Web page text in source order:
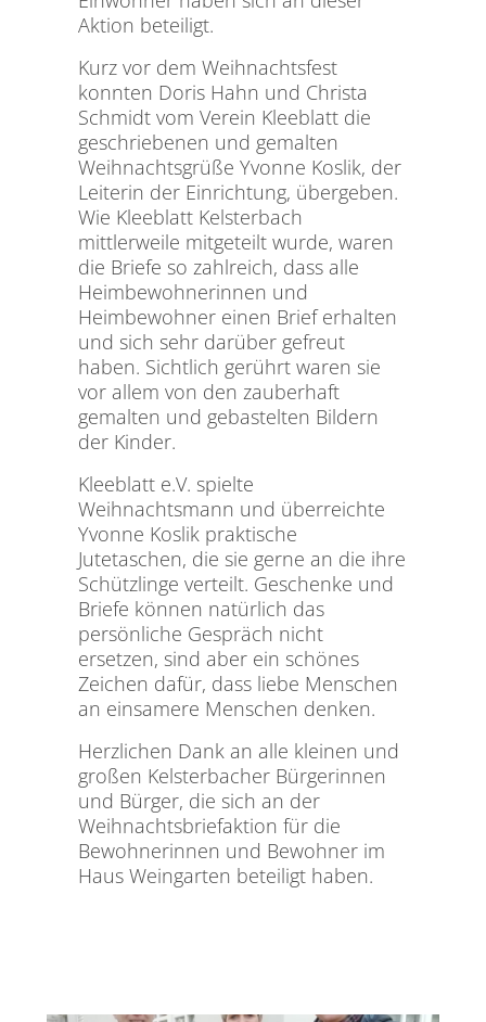
Aktion beteiligt.
Kurz vor dem Weihnachtsfest
konnten Doris Hahn und Christa
Schmidt vom Verein Kleeblatt die
geschriebenen und gemalten
Weihnachtsgrüße Yvonne Koslik, der
Leiterin der Einrichtung, übergeben.
Wie Kleeblatt Kelsterbach
mittlerweile mitgeteilt wurde, waren
die Briefe so zahlreich, dass alle
Heimbewohnerinnen und
Heimbewohner einen Brief erhalten
und sich sehr darüber gefreut
haben. Sichtlich gerührt waren sie
vor allem von den zauberhaft
gemalten und gebastelten Bildern
der Kinder.
Kleeblatt e.V. spielte
Weihnachtsmann und überreichte
Yvonne Koslik praktische
Jutetaschen, die sie gerne an die ihre
Schützlinge verteilt. Geschenke und
Briefe können natürlich das
persönliche Gespräch nicht
ersetzen, sind aber ein schönes
Zeichen dafür, dass liebe Menschen
an einsamere Menschen denken.
Herzlichen Dank an alle kleinen und
großen Kelsterbacher Bürgerinnen
und Bürger, die sich an der
Weihnachtsbriefaktion für die
Bewohnerinnen und Bewohner im
Haus Weingarten beteiligt haben.